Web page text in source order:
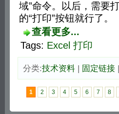
域”命令。以后，需要
的“打印”按钮就行了。
查看更多...
Tags: Excel 打印
分类:技术资料| 固定链接|
1 2 3 4 5 6 7 8